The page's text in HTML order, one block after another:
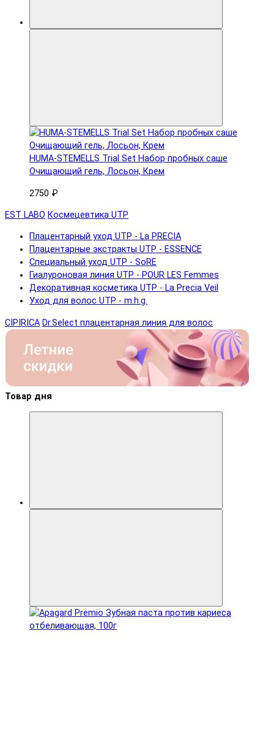
HUMA-STEMELLS Trial Set Набор пробных саше
Очищающий гель, Лосьон, Крем
2750 ₽
EST LABO Космецевтика UTP
Плацентарный уход UTP - La PRECIA
Плацентарные экстракты UTP - ESSENCE
Специальный уход UTP - SoRE
Гиалуроновая линия UTP - POUR LES Femmes
Декоративная косметика UTP - La Precia Veil
Уход для волос UTP - m.h.g.
CIPIRICA Dr.Select плацентарная линия для волос
Товар дня